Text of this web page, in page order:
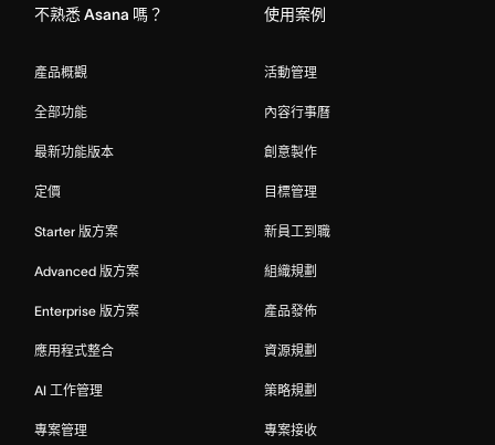
不熟悉 Asana 嗎？
產品概觀
全部功能
最新功能版本
定價
Starter 版方案
Advanced 版方案
Enterprise 版方案
應用程式整合
AI 工作管理
專案管理
使用案例
活動管理
內容行事曆
創意製作
目標管理
新員工到職
組織規劃
產品發佈
資源規劃
策略規劃
專案接收